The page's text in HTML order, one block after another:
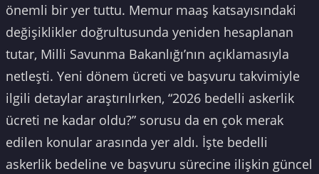
önemli bir yer tuttu. Memur maaş katsayısındaki
değişiklikler doğrultusunda yeniden hesaplanan
tutar, Milli Savunma Bakanlığı’nın açıklamasıyla
netleşti. Yeni dönem ücreti ve başvuru takvimiyle
ilgili detaylar araştırılırken, “2026 bedelli askerlik
ücreti ne kadar oldu?” sorusu da en çok merak
edilen konular arasında yer aldı. İşte bedelli
askerlik bedeline ve başvuru sürecine ilişkin güncel